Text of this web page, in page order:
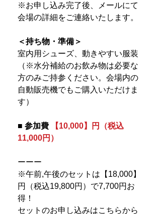
※お申し込み完了後、メールにて
会場の詳細をご連絡いたします。
＜持ち物・準備＞
室内用シューズ、動きやすい服装
（※水分補給のお飲み物は必要な
方のみご持参ください。会場内の
自動販売機でもご購入いただけま
す）
■ 参加費
【10,000】円（税込
11,000円）
ーーー
※午前,午後のセットは【18,000】
円（税込19,800円）で7,700円お
得！
セットのお申し込みはこちらから